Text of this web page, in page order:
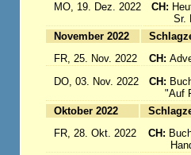
MO, 19. Dez. 2022
CH:
Sr.
November 2022
FR, 25. Nov. 2022
CH:
DO, 03. Nov. 2022
CH:
"Auf
Oktober 2022
FR, 28. Okt. 2022
CH: